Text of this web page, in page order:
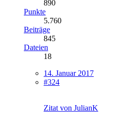
890
Punkte
5.760
Beiträge
845
Dateien
18
14. Januar 2017
#324
Zitat von JulianK